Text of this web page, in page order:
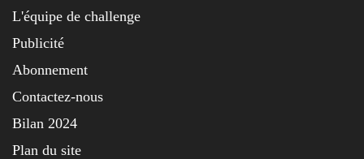
L'équipe de challenge
Publicité
Abonnement
Contactez-nous
Bilan 2024
Plan du site